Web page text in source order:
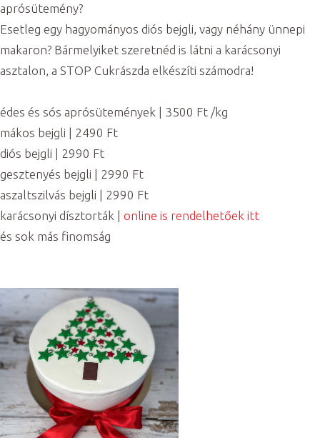
aprósütemény?
Esetleg egy hagyományos diós bejgli, vagy néhány ünnepi
makaron? Bármelyiket szeretnéd is látni a karácsonyi
asztalon, a STOP Cukrászda elkészíti számodra!
édes és sós aprósütemények | 3500 Ft /kg
mákos bejgli | 2490 Ft
diós bejgli | 2990 Ft
gesztenyés bejgli | 2990 Ft
aszaltszilvás bejgli | 2990 Ft
karácsonyi dísztorták | online is rendelhetőek itt
és sok más finomság